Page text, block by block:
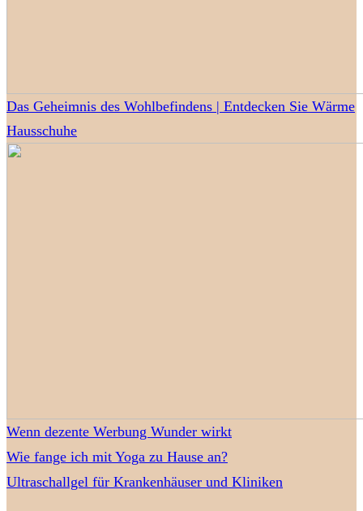
Das Geheimnis des Wohlbefindens | Entdecken Sie Wärme
Hausschuhe
Wenn dezente Werbung Wunder wirkt
Wie fange ich mit Yoga zu Hause an?
Ultraschallgel für Krankenhäuser und Kliniken